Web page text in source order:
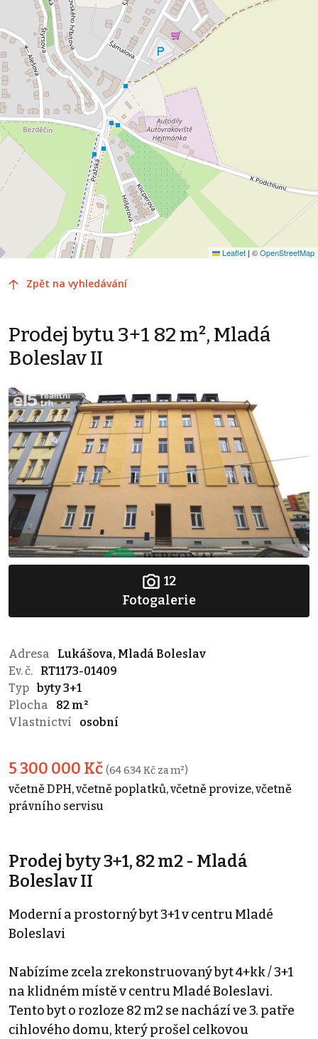
Leaflet | ©OpenStreetMap
Zpět na vyhledávání
Prodej bytu 3+1 82 m², Mladá
Boleslav II
12
Fotogalerie
Adresa
Lukášova, Mladá Boleslav
Ev. č.
RT1173-01409
Typ byty 3+1
Plocha
82 m²
Vlastnictví
osobní
5 300 000 Kč (64 634 Kč za m²)
včetně DPH, včetně poplatků, včetně provize, včetně
právního servisu
Prodej byty 3+1, 82 m2 - Mladá
Boleslav II
Moderní a prostorný byt 3+1 v centru Mladé
Boleslavi
Nabízíme zcela zrekonstruovaný byt 4+kk / 3+1
na klidném místě v centru Mladé Boleslavi.
Tento byt o rozloze 82 m2 se nachází ve 3. patře
cihlového domu, který prošel celkovou